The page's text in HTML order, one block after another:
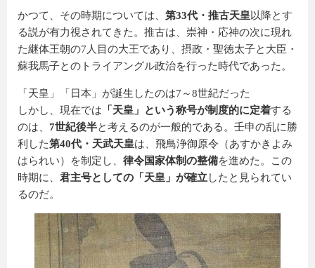
かつて、その時期については、 第33代・推古天皇以降とす
る説が有力視されてきた。推古は、崇神・応神の次に現れ
た継体王朝の7人目の大王であり、摂政・聖徳太子と大臣・
蘇我馬子とのトライアングル政治を行った時代であった。
「天皇」「日本」が誕生したのは7～8世紀だった
しかし、現在では 「天皇」という称号が制度的に定着する
のは、 7世紀後半と考えるのが一般的である。壬申の乱に勝
利した第40代・天武天皇は、飛鳥浄御原令（あすかきよみ
はられい）を制定し、 律令国家体制の整備を進めた。この
時期に、 君主号としての「天皇」が確立したと見られてい
るのだ。